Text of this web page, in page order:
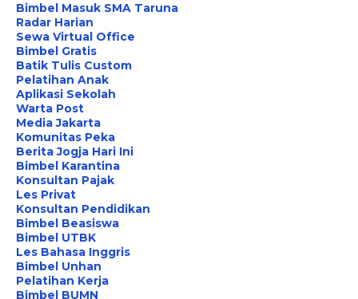
Bimbel Masuk SMA Taruna
Radar Harian
Sewa Virtual Office
Bimbel Gratis
Batik Tulis Custom
Pelatihan Anak
Aplikasi Sekolah
Warta Post
Media Jakarta
Komunitas Peka
Berita Jogja Hari Ini
Bimbel Karantina
Konsultan Pajak
Les Privat
Konsultan Pendidikan
Bimbel Beasiswa
Bimbel UTBK
Les Bahasa Inggris
Bimbel Unhan
Pelatihan Kerja
Bimbel BUMN